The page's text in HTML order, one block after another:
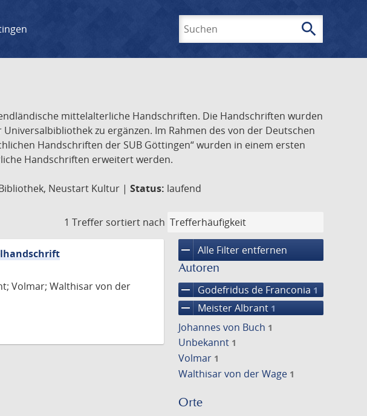
search
mittelalterliche Handschriften. Die Handschriften wurden
zu ergänzen. Im Rahmen des von der Deutschen
Handschriften der SUB Göttingen“ wurden in einem ersten
Handschriften erweitert werden.
Neustart Kultur | Status: laufend
1 Treffer sortiert nach
remove Alle Filter entfernen
Autoren
remove Godefridus de Franconia 1
remove Meister Albrant 1
Johannes von Buch 1
Unbekannt 1
Volmar 1
Walthisar von der Wage 1
Orte
Volmar; Walthisar von der